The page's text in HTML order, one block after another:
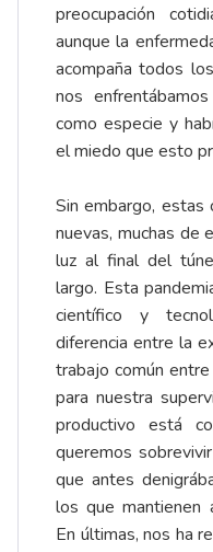
preocupación
aunque la
acompaña todos
nos
como especie y
el miedo que esto
Sin embargo, estas
nuevas, muchas de
luz al final del
largo. Esta
científico y
diferencia entre la
trabajo común
para nuestra
productivo está
queremos
que antes
los que mantienen
En últimas, nos ha